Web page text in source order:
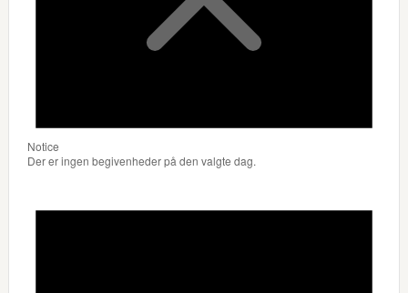
Notice
Der er ingen begivenheder på den valgte dag.